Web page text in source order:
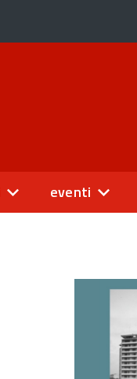
eventi